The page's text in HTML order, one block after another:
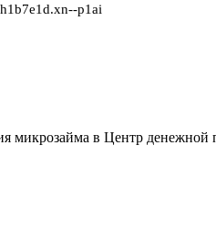
p1ai
микрозайма в Центр